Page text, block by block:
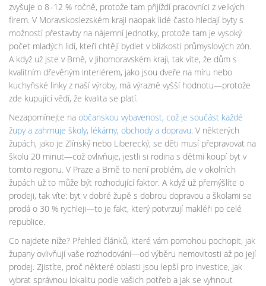
zvyšuje o 8–12 % ročně, protože tam přijíždí pracovníci z velkých
firem. V Moravskoslezském kraji naopak lidé často hledají byty s
možností přestavby na nájemní jednotky, protože tam je vysoký
počet mladých lidí, kteří chtějí bydlet v blízkosti průmyslových zón.
A když už jste v Brně, v Jihomoravském kraji, tak víte, že dům s
kvalitním dřevěným interiérem, jako jsou dveře na míru nebo
kuchyňské linky z naší výroby, má výrazně vyšší hodnotu—protože
zde kupující vědí, že kvalita se platí.
Nezapomínejte na občanskou vybavenost, což je součást každé
župy a zahrnuje školy, lékárny, obchody a dopravu. V některých
župách, jako je Zlínský nebo Liberecký, se děti musí přepravovat na
školu 20 minut—což ovlivňuje, jestli si rodina s dětmi koupí byt v
tomto regionu. V Praze a Brně to není problém, ale v okolních
župách už to může být rozhodující faktor. A když už přemýšlíte o
prodeji, tak víte: byt v dobré župě s dobrou dopravou a školami se
prodá o 30 % rychleji—to je fakt, který potvrzují makléři po celé
republice.
Co najdete níže? Přehled článků, které vám pomohou pochopit, jak
župany ovlivňují vaše rozhodování—od výběru nemovitosti až po její
prodej. Zjistíte, proč některé oblasti jsou lepší pro investice, jak
vybrat správnou lokalitu podle vašich potřeb a jak se vyhnout